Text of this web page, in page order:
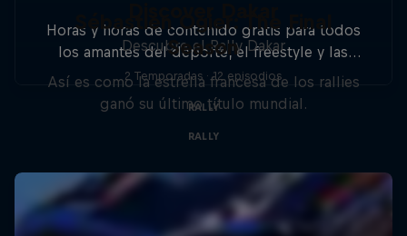
Horas y horas de contenido gratis para todos
los amantes del deporte, el freestyle y las
aventuras.
Descubre el Rally Dakar
2 Temporadas · 12 episodios
RALLY
Sébastien Ogier: The Final
Season
Así es como la estrella francesa de los rallies
ganó su último título mundial.
RALLY